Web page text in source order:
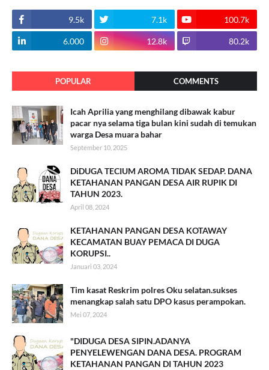
9.5k 7.1k 100.7k
6.000 12.8k 80.2k
POPULAR COMMENTS
Icah Aprilia yang menghilang dibawak kabur
pacar nya selama tiga bulan kini sudah di temukan
warga Desa muara bahar
September 10, 2025
DiDUGA TECIUM AROMA TIDAK SEDAP. DANA
KETAHANAN PANGAN DESA AIR RUPIK DI
TAHUN 2023.
April 08, 2024
KETAHANAN PANGAN DESA KOTAWAY
KECAMATAN BUAY PEMACA DI DUGA
KORUPSI..
Januari 03, 2024
Tim kasat Reskrim polres Oku selatan.sukses
menangkap salah satu DPO kasus perampokan.
Mei 07, 2024
"DIDUGA DESA SIPIN.ADANYA
PENYELEWENGAN DANA DESA. PROGRAM
KETAHANAN PANGAN DI TAHUN 2023